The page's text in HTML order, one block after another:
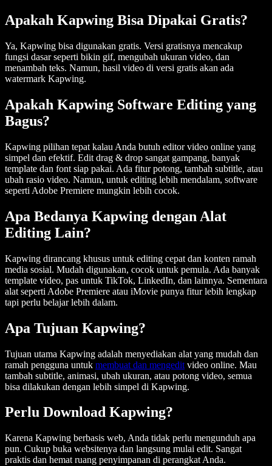
Apakah Kapwing Bisa Dipakai Gratis?
Ya, Kapwing bisa digunakan gratis. Versi gratisnya mencakup
fungsi dasar seperti bikin gif, mengubah ukuran video, dan
menambah teks. Namun, hasil video di versi gratis akan ada
watermark Kapwing.
Apakah Kapwing Software Editing yang
Bagus?
Kapwing pilihan tepat kalau Anda butuh editor video online yang
simpel dan efektif. Edit drag & drop sangat gampang, banyak
template dan font siap pakai. Ada fitur potong, tambah subtitle, atau
ubah rasio video. Namun, untuk editing lebih mendalam, software
seperti Adobe Premiere mungkin lebih cocok.
Apa Bedanya Kapwing dengan Alat
Editing Lain?
Kapwing dirancang khusus untuk editing cepat dan konten ramah
media sosial. Mudah digunakan, cocok untuk pemula. Ada banyak
template video, pas untuk TikTok, LinkedIn, dan lainnya. Sementara
alat seperti Adobe Premiere atau iMovie punya fitur lebih lengkap
tapi perlu belajar lebih dalam.
Apa Tujuan Kapwing?
Tujuan utama Kapwing adalah menyediakan alat yang mudah dan
ramah pengguna untuk membuat dan mengedit video online. Mau
tambah subtitle, animasi, ubah ukuran, atau potong video, semua
bisa dilakukan dengan lebih simpel di Kapwing.
Perlu Download Kapwing?
Karena Kapwing berbasis web, Anda tidak perlu mengunduh apa
pun. Cukup buka websitenya dan langsung mulai edit. Sangat
praktis dan hemat ruang penyimpanan di perangkat Anda.